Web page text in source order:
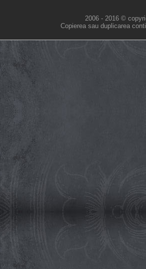
2006 - 2016 ©
Copierea sau duplicarea